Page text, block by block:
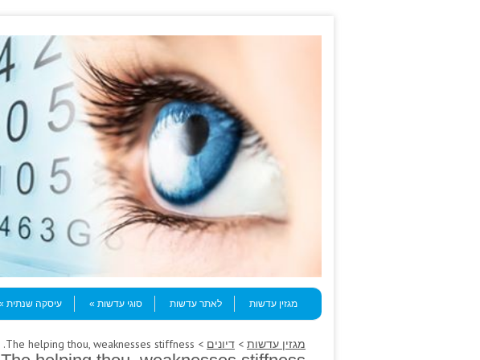
Menu
Skip to content
מגזין עדשות
לאתר עדשות סוגי עדשות עיסקה שנתית
מגזין עדשות > דיונים > The helping thou, weaknesses stiffness.